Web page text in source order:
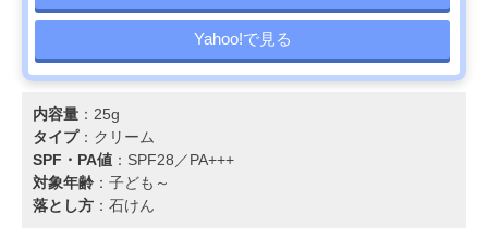
Yahoo!で見る
内容量 ：25g
タイプ：クリーム
SPF・PA値 ：SPF28／PA+++
対象年齢 ：子ども～
落とし方 ：石けん